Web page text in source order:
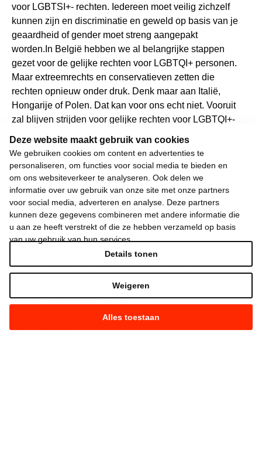
Deze website maakt gebruik van cookies
We gebruiken cookies om content en advertenties te
personaliseren, om functies voor social media te bieden en
om ons websiteverkeer te analyseren. Ook delen we
informatie over uw gebruik van onze site met onze partners
voor social media, adverteren en analyse. Deze partners
kunnen deze gegevens combineren met andere informatie die
u aan ze heeft verstrekt of die ze hebben verzameld op basis
van uw gebruik van hun services.
Alles toestaan
Weigeren
Details tonen
voor LGBTSI+- rechten. Iedereen moet veilig zichzelf
kunnen zijn en discriminatie en geweld op basis van je
geaardheid of gender moet streng aangepakt
worden.In België hebben we al belangrijke stappen
gezet voor de gelijke rechten voor LGBTQI+ personen.
Maar extreemrechts en conservatieven zetten die
rechten opnieuw onder druk. Denk maar aan Italië,
Hongarije of Polen. Dat kan voor ons echt niet. Vooruit
zal blijven strijden voor gelijke rechten voor LGBTQI+-
Wij weigeren ons neer te leggen bij stilstand en
achteruitgang.
Daarom moet 2024 het jaar worden waarin we de
dingen weer in beweging brengen. Het jaar waarin we
uw koopkracht, uw gezondheid en het onderwijs van
onze kinderen vooruit helpen.
Jij en niemand anders kiest straks hoe de
toekomst er zal uitzien.
En die keuze is heel simpel.
Het is Vooruit.